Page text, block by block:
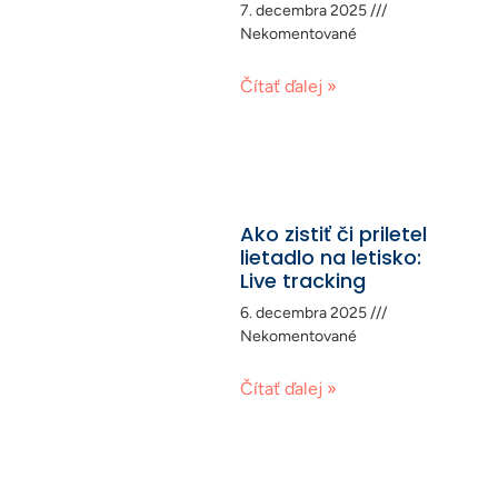
7. decembra 2025
Nekomentované
Čítať ďalej »
Ako zistiť či priletel
lietadlo na letisko:
Live tracking
6. decembra 2025
Nekomentované
Čítať ďalej »